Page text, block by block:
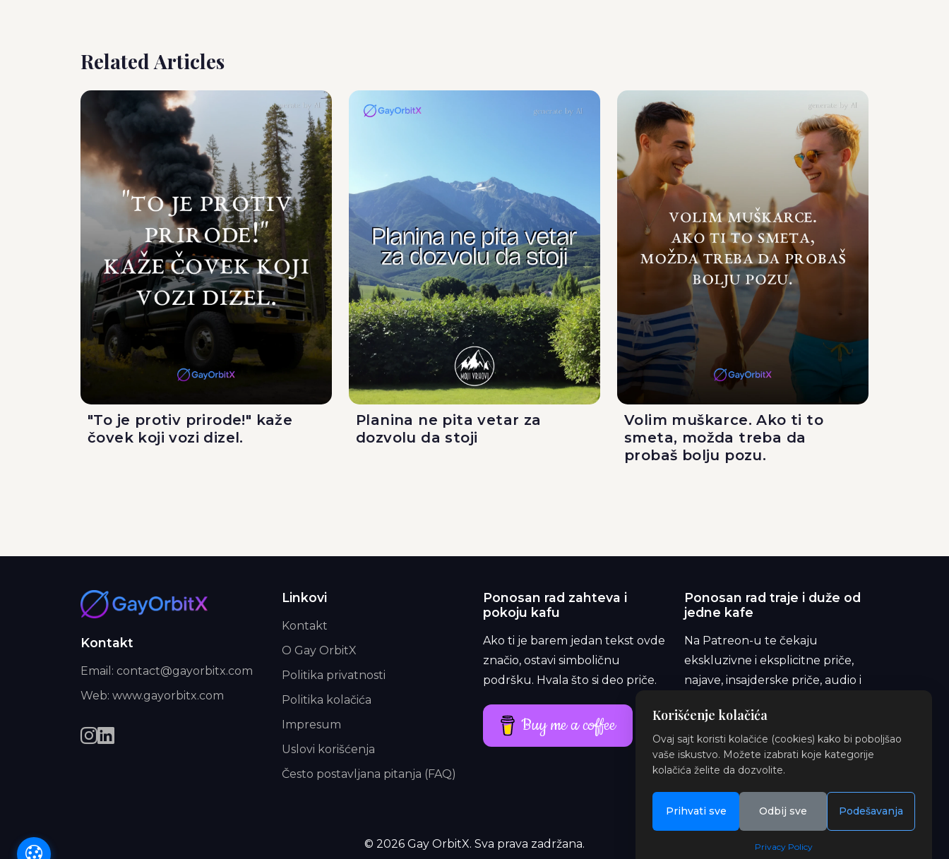
Related Articles
"To je protiv prirode!" kaže
čovek koji vozi dizel.
Planina ne pita vetar za
dozvolu da stoji
Volim muškarce. Ako ti to
smeta, možda treba da
probaš bolju pozu.
Kontakt
Email: contact@gayorbitx.com
Web: www.gayorbitx.com
Linkovi
Kontakt
O Gay OrbitX
Politika privatnosti
Politika kolačića
Impresum
Uslovi korišćenja
Često postavljana pitanja (FAQ)
Ponosan rad zahteva i
pokoju kafu
Ako ti je barem jedan tekst ovde
značio, ostavi simboličnu
podršku. Hvala što si deo priče.
Buy me a coffee
Ponosan rad traje i duže od
jedne kafe
Na Patreon-u te čekaju
ekskluzivne i eksplicitne priče,
najave, insajderske priče, audio i
orbitu.
© 2026 Gay OrbitX. Sva prava zadržana.
Korišćenje kolačića
Ovaj sajt koristi kolačiće (cookies) kako bi poboljšao
vaše iskustvo. Možete izabrati koje kategorije
kolačića želite da dozvolite.
Prihvati sve Odbij sve Podešavanja
Privacy Policy